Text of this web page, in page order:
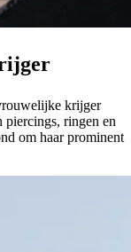
krijger
piercings, ringen en
om haar prominent